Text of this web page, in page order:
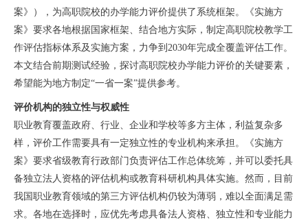
案》），为高职院校的办学能力评价提供了系统框架。《实施方
案》要求各地根据国家框架、结合地方实际，制定高职院校教学工
作评估指标体系及实施方案，力争到2030年完成全覆盖评估工作。
本文结合前期测试经验，探讨高职院校办学能力评价的关键要素，
希望能为地方制定“一省一案”提供参考。
评价机构的独立性与权威性
职业教育覆盖政府、行业、企业和学校等多方主体，利益复杂多
样，评价工作需要具有一定独立性的专业机构来承担。《实施方
案》要求省级教育行政部门负责评估工作总体统筹，并可以委托具
备独立法人资格的评估机构或教育科研机构具体实施。然而，目前
我国职业教育领域的第三方评估机构仍较为薄弱，难以全面满足需
求。各地在选择时，应优先考虑具备法人资格、独立性和专业能力